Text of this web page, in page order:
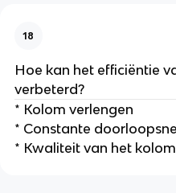
18
Hoe kan het efficiëntie
verbeterd?
* Kolom verlengen
* Constante
* Kwaliteit van het